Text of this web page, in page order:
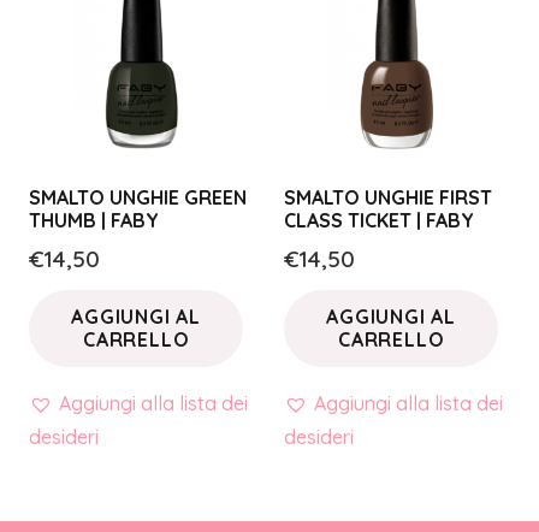
SMALTO UNGHIE GREEN
THUMB | FABY
€14,50
AGGIUNGI AL
CARRELLO
Aggiungi alla lista dei
desideri
SMALTO UNGHIE FIRST
CLASS TICKET | FABY
€14,50
AGGIUNGI AL
CARRELLO
Aggiungi alla lista dei
desideri